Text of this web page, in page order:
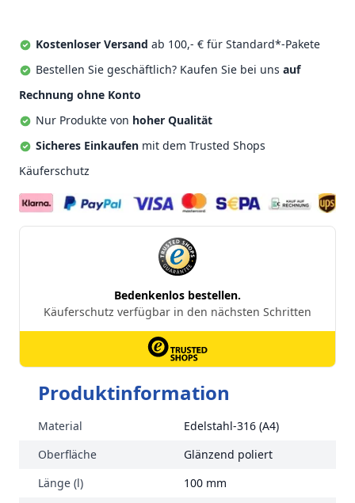
Kostenloser Versand ab 100,- € für Standard*-Pakete
Bestellen Sie geschäftlich? Kaufen Sie bei uns auf
Rechnung ohne Konto
Nur Produkte von hoher Qualität
Sicheres Einkaufen mit dem Trusted Shops
Käuferschutz
Produktinformation
Material
Edelstahl-316 (A4)
Oberfläche
Glänzend poliert
Länge (l)
100 mm